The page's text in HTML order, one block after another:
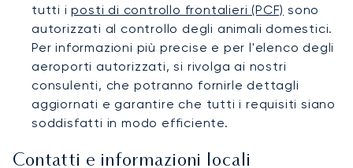
tutti iposti di controllo frontalieri (PCF) sono
autorizzati al controllo degli animali domestici.
Per informazioni più precise e per l'elenco degli
aeroporti autorizzati, si rivolga ai nostri
consulenti, che potranno fornirle dettagli
aggiornati e garantire che tutti i requisiti siano
soddisfatti in modo efficiente.
Contatti e informazioni locali